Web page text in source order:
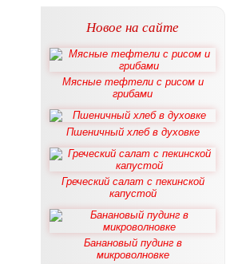
Новое на сайте
Мясные тефтели с рисом и
грибами
Пшеничный хлеб в духовке
Греческий салат с пекинской
капустой
Банановый пудинг в
микроволновке